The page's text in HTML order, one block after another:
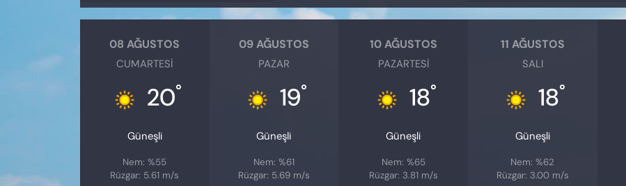
08 AĞUSTOS
CUMARTESI
20°
Güneşli
Nem: %55
Rüzgar: 5.61 m/s
09 AĞUSTOS
PAZAR
19°
Güneşli
Nem: %61
Rüzgar: 5.69 m/s
10 AĞUSTOS
PAZARTESI
18°
Güneşli
Nem: %65
Rüzgar: 3.81 m/s
11 AĞUSTOS
SALI
18°
Güneşli
Nem: %62
Rüzgar: 3.00 m/s
VAN VE DİYARBAKIR HABERLERİ